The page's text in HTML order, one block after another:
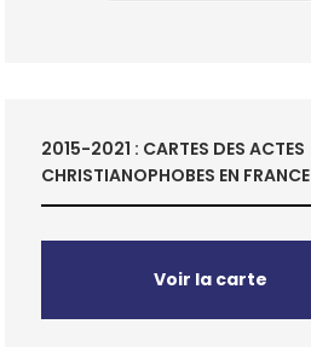
2015-2021 : CARTES DES ACTES
CHRISTIANOPHOBES EN FRANCE
Voir la carte